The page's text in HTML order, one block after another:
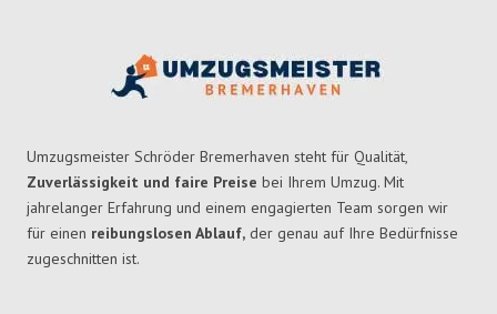
Umzugsmeister Schröder Bremerhaven steht für Qualität,
Zuverlässigkeit und faire Preise bei Ihrem Umzug. Mit
jahrelanger Erfahrung und einem engagierten Team sorgen wir
für einen reibungslosen Ablauf, der genau auf Ihre Bedürfnisse
zugeschnitten ist.